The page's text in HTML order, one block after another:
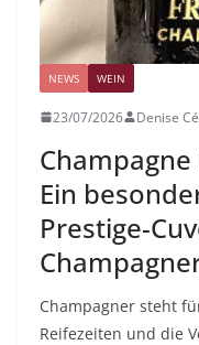
NEWS WEIN
23/07/2026 Denise
Ein
Prestige-
Champagner steht
Reifezeiten und die